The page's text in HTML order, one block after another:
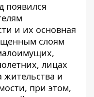
появился
и их основная
слоям
лицах
жительства и
при этом,